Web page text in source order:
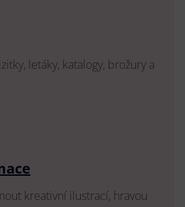
letáky, katalogy, brožury a
kreativní ilustrací, hravou